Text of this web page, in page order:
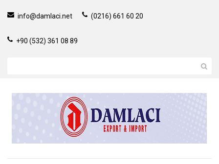
info@damlaci.net (0216) 661 60 20
+90 (532) 361 08 89